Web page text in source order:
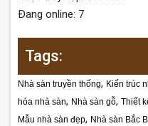
Đang online: 7
Tags:
Nhà sàn truyền thống, Kiến trúc
hóa nhà sàn, Nhà sàn gỗ, Thiết
Mẫu nhà sàn đẹp, Nhà sàn Bắc